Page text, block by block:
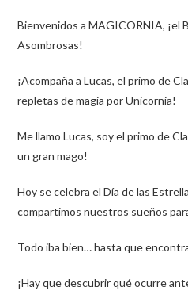
Bienvenidos a MAGICORNIA, ¡el
Asombrosas!
¡Acompaña a Lucas, el primo de
repletas de magia por Unicornia!
Me llamo Lucas, soy el primo de
un gran mago!
Hoy se celebra el Día de las
compartimos nuestros sueños
Todo iba bien… hasta que
¡Hay que descubrir qué ocurre